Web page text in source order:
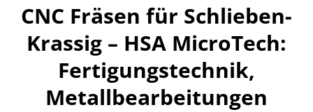
CNC Fräsen für Schlieben-
Krassig – HSA MicroTech:
Fertigungstechnik,
Metallbearbeitungen